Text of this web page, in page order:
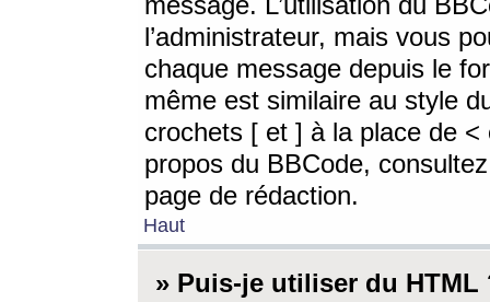
l’administrateur, mais vous
chaque message depuis le
même est similaire au style
crochets [ et ] à la place de <
propos du BBCode,
page de rédaction.
Haut
» Puis-je utiliser du HTML